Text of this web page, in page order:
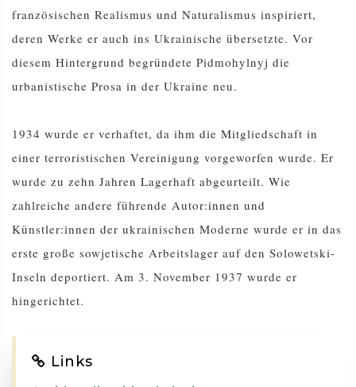
französischen Realismus und Naturalismus inspiriert,
deren Werke er auch ins Ukrainische übersetzte. Vor
diesem Hintergrund begründete Pidmohylnyj die
urbanistische Prosa in der Ukraine neu.
1934 wurde er verhaftet, da ihm die Mitgliedschaft in
einer terroristischen Vereinigung vorgeworfen wurde. Er
wurde zu zehn Jahren Lagerhaft abgeurteilt. Wie
zahlreiche andere führende Autor:innen und
Künstler:innen der ukrainischen Moderne wurde er in das
erste große sowjetische Arbeitslager auf den Solowetski-
Inseln deportiert. Am 3. November 1937 wurde er
hingerichtet.
Links